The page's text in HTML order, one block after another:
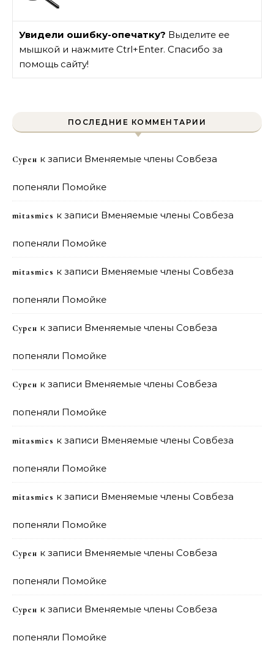
Увидели ошибку-опечатку? Выделите ее
мышкой и нажмите Ctrl+Enter. Спасибо за
помощь сайту!
ПОСЛЕДНИЕ КОММЕНТАРИИ
Сурен к записи Вменяемые члены Совбеза
попеняли Помойке
mitasmies к записи Вменяемые члены Совбеза
попеняли Помойке
mitasmies к записи Вменяемые члены Совбеза
попеняли Помойке
Сурен к записи Вменяемые члены Совбеза
попеняли Помойке
Сурен к записи Вменяемые члены Совбеза
попеняли Помойке
mitasmies к записи Вменяемые члены Совбеза
попеняли Помойке
mitasmies к записи Вменяемые члены Совбеза
попеняли Помойке
Сурен к записи Вменяемые члены Совбеза
попеняли Помойке
Сурен к записи Вменяемые члены Совбеза
попеняли Помойке